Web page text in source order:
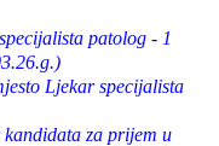
patolog - 1
Ljekar specijalista
za prijem u